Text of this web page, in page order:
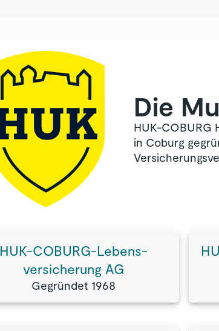
Die
HUK-
in Coburg
HUK-COBURG-Lebens­
versicherung AG
Gegründet 1968